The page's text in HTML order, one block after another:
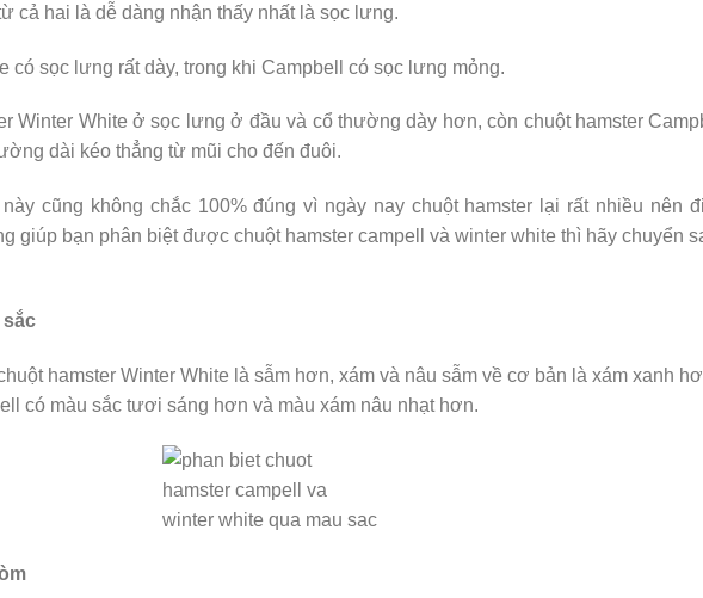
​​cả hai là dễ dàng nhận thấy nhất là sọc lưng.
có sọc lưng rất dày, trong khi Campbell có sọc lưng mỏng.
Winter White ở sọc lưng ở đầu và cổ thường dày hơn, còn chuột hamster
dài kéo thẳng từ mũi cho đến đuôi.
cũng không chắc 100% đúng vì ngày nay chuột hamster lại rất nhiều nên
giúp bạn phân biệt được chuột hamster campell và winter white thì hãy chuyển
sắc
hamster Winter White là sẫm hơn, xám và nâu sẫm về cơ bản là xám xanh
có màu sắc tươi sáng hơn và màu xám nâu nhạt hơn.